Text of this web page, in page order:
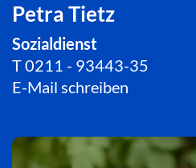
Petra Tietz
Sozialdienst
T0211 - 93443-35
E-Mail schreiben